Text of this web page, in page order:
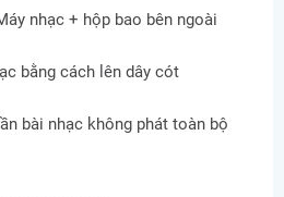
nhạc + hộp bao bên ngoài
bằng cách lên dây cót
bài nhạc không phát toàn bộ